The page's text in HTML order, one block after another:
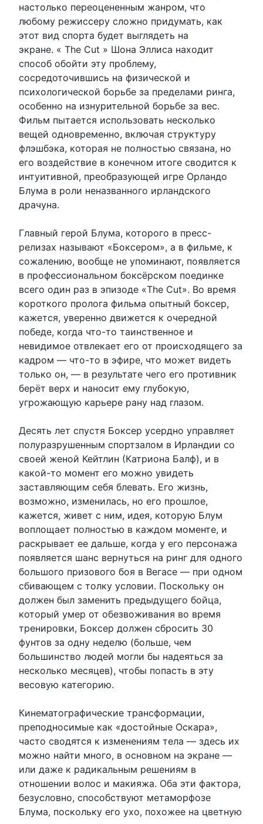
настолько переоцененным жанром, что
любому режиссеру сложно придумать, как
этот вид спорта будет выглядеть на
экране. « The Cut » Шона Эллиса находит
способ обойти эту проблему,
сосредоточившись на физической и
психологической борьбе за пределами ринга,
особенно на изнурительной борьбе за вес.
Фильм пытается использовать несколько
вещей одновременно, включая структуру
флэшбэка, которая не полностью связана, но
его воздействие в конечном итоге сводится к
интуитивной, преобразующей игре Орландо
Блума в роли неназванного ирландского
драчуна.
Главный герой Блума, которого в пресс-
релизах называют «Боксером», а в фильме, к
сожалению, вообще не упоминают, появляется
в профессиональном боксёрском поединке
всего один раз в эпизоде ​​«The Cut». Во время
короткого пролога фильма опытный боксер,
кажется, уверенно движется к очередной
победе, когда что-то таинственное и
невидимое отвлекает его от происходящего за
кадром — что-то в эфире, что может видеть
только он, — в результате чего его противник
берёт верх и наносит ему глубокую,
угрожающую карьере рану над глазом.
Десять лет спустя Боксер усердно управляет
полуразрушенным спортзалом в Ирландии со
своей женой Кейтлин (Катриона Балф), и в
какой-то момент его можно увидеть
заставляющим себя блевать. Его жизнь,
возможно, изменилась, но его прошлое,
кажется, живет с ним, идея, которую Блум
воплощает полностью в каждом моменте, и
раскрывает ее дальше, когда у его персонажа
появляется шанс вернуться на ринг для одного
большого призового боя в Вегасе — при одном
сбивающем с толку условии. Поскольку он
должен был заменить предыдущего бойца,
который умер от обезвоживания во время
тренировки, Боксер должен сбросить 30
фунтов за одну неделю (больше, чем
большинство людей могли бы надеяться за
несколько месяцев), чтобы попасть в эту
весовую категорию.
Кинематографические трансформации,
преподносимые как «достойные Оскара»,
часто сводятся к изменениям тела — здесь их
можно найти много, в основном на экране —
или даже к радикальным решениям в
отношении волос и макияжа. Оба эти фактора,
безусловно, способствуют метаморфозе
Блума, поскольку его ухо, похожее на цветную